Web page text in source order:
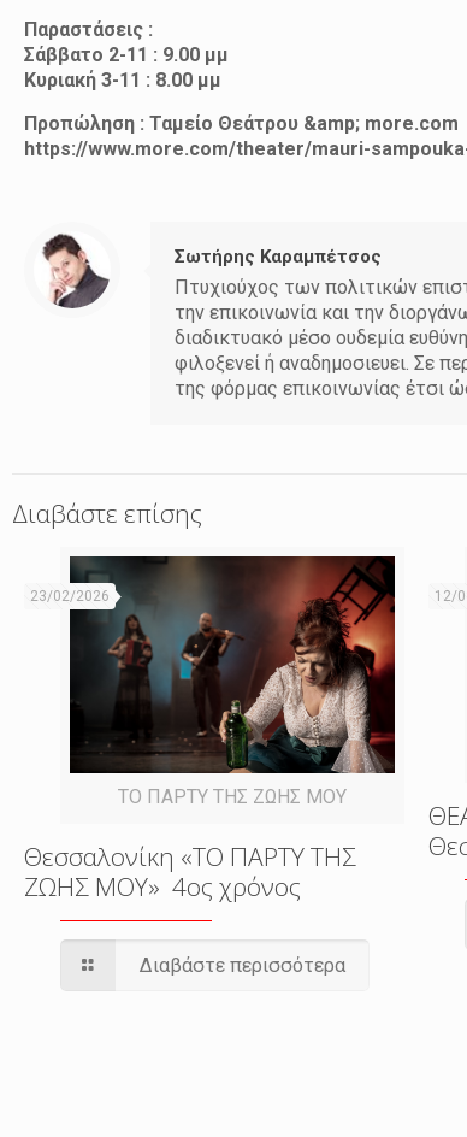
Παραστάσεις :
Σάββατο 2-11 : 9.00 μμ
Κυριακή 3-11 : 8.00 μμ
Προπώληση : Ταμείο Θεάτρου &amp; more.com
https://www.more.com/theater/mauri-
Σωτήρης Καραμπέτσος
Πτυχιούχος των πολιτικών
την επικοινωνία και την
διαδικτυακό μέσο ουδεμία
φιλοξενεί ή αναδημοσιευει. Σε
της φόρμας επικοινωνίας έτσι
Διαβάστε επίσης
ΤΟ ΠΑΡΤΥ ΤΗΣ ΖΩΗΣ ΜΟΥ
23/02/2026
Θεσσαλονίκη «ΤΟ ΠΑΡΤΥ ΤΗΣ
ΖΩΗΣ ΜΟΥ» 4ος χρόνος
Διαβάστε περισσότερα
12/